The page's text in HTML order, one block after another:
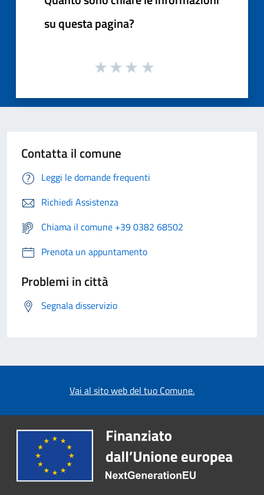
su questa pagina?
Contatta il comune
Leggi le domande frequenti
Richiedi Assistenza
Chiama il comune +39 0382 68502
Prenota un appuntamento
Problemi in città
Segnala disservizio
Vai al sito web del tuo Comune.